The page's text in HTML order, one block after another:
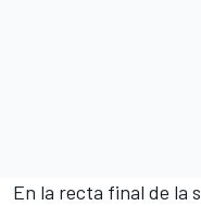
En la recta final de la